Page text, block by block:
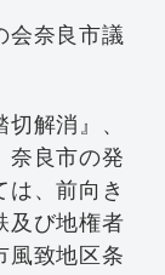
会奈良市議
解消』、
奈良市の発
は、前向き
及び地権者
風致地区条